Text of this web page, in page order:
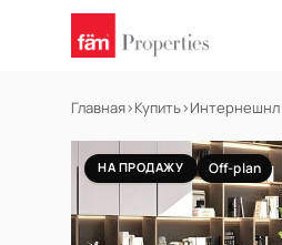
Главная›Купить›Интернешнл
НА ПРОДАЖУ Off-plan